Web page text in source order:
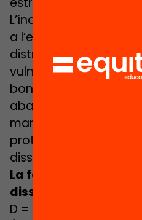
L’índex de
a l’existència o no de
distribució
vulnerable i/o
bona identificació
abans de la
manera equilibrada
protegeix als centres
dissimilitud sol sortir
La fórmula concreta
dissimilitud és la
D = ½ ∑esc valor abs